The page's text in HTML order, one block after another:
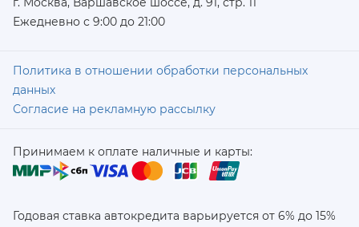
Ежедневно с 9:00 до 21:00
Политика в отношении обработки персональных
данных
Согласие на рекламную рассылку
Принимаем к оплате наличные и карты:
Годовая ставка автокредита варьируется от 6% до 15%